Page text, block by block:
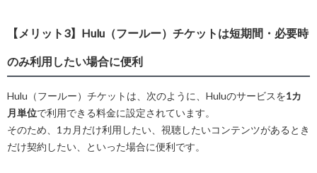
【メリット3】Hulu（フールー）チケットは短期間・必要時
のみ利用したい場合に便利
Hulu（フールー）チケットは、次のように、Huluのサービスを1カ
月単位で利用できる料金に設定されています。
そのため、1カ月だけ利用したい、視聴したいコンテンツがあるとき
だけ契約したい、といった場合に便利です。